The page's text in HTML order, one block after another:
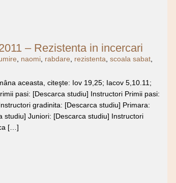
– Rezistenta in incercari
naomi, rabdare rezistenta scoala sabat,
aceasta, citeşte: Iov 19,25; Iacov 5,10.11;
pasi: [Descarca studiu] Instructori Primii pasi:
gradinita: [Descarca studiu] Primara:
Juniori: [Descarca studiu] Instructori
[…]